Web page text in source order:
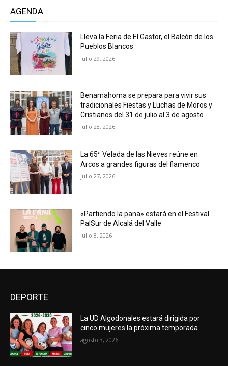
AGENDA
Lleva la Feria de El Gastor, el Balcón de los
Pueblos Blancos
julio 29, 2026
Benamahoma se prepara para vivir sus
tradicionales Fiestas y Luchas de Moros y
Cristianos del 31 de julio al 3 de agosto
julio 28, 2026
La 65ª Velada de las Nieves reúne en
Arcos a grandes figuras del flamenco
julio 27, 2026
«Partiendo la pana» estará en el Festival
PalSur de Alcalá del Valle
julio 8, 2026
DEPORTE
La UD Algodonales estará dirigida por
cinco mujeres la próxima temporada
agosto 3, 2026